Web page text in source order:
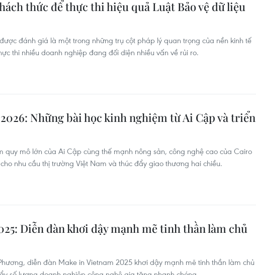
thức để thực thi hiệu quả Luật Bảo vệ dữ liệu
đánh giá là một trong những trụ cột pháp lý quan trọng của nền kinh tế
thi nhiều doanh nghiệp đang đối diện nhiều vấn về rủi ro.
Những bài học kinh nghiệm từ Ai Cập và triển
quy mô lớn của Ai Cập cùng thế mạnh nông sản, công nghệ cao của Cairo
nhu cầu thị trường Việt Nam và thúc đẩy giao thương hai chiều.
Diễn đàn khơi dậy mạnh mẽ tinh thần làm chủ
diễn đàn Make in Vietnam 2025 khơi dậy mạnh mẽ tinh thần làm chủ